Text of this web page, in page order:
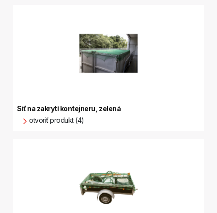
Síť na zakrytí kontejneru, zelená
otvoriť produkt (4)